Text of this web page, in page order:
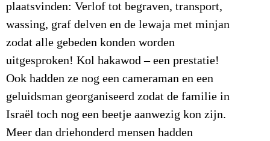
plaatsvinden: Verlof tot begraven, transport,
wassing, graf delven en de lewaja met minjan
zodat alle gebeden konden worden
uitgesproken! Kol hakawod – een prestatie!
Ook hadden ze nog een cameraman en een
geluidsman georganiseerd zodat de familie in
Israël toch nog een beetje aanwezig kon zijn.
Meer dan driehonderd mensen hadden